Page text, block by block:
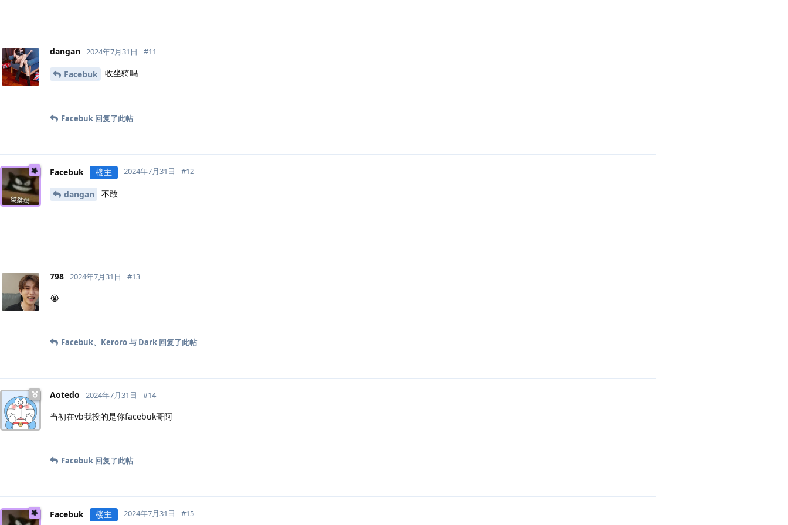
dangan 2024年7月31日 #11
Facebuk 收坐骑吗
Facebuk 回复了此帖
Facebuk 楼主 2024年7月31日 #12
dangan 不敢
798 2024年7月31日 #13
😭
Facebuk、 Keroro与 Dark 回复了此帖
Aotedo 2024年7月31日 #14
当初在vb我投的是你facebuk哥阿
Facebuk 回复了此帖
Facebuk 楼主 2024年7月31日 #15